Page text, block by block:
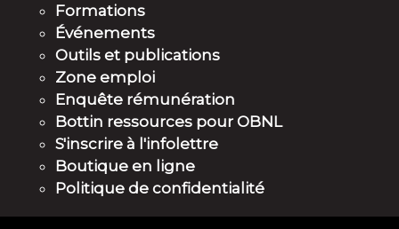
Formations
Événements
Outils et publications
Zone emploi
Enquête rémunération
Bottin ressources pour OBNL
S'inscrire à l'infolettre
Boutique en ligne
Politique de confidentialité